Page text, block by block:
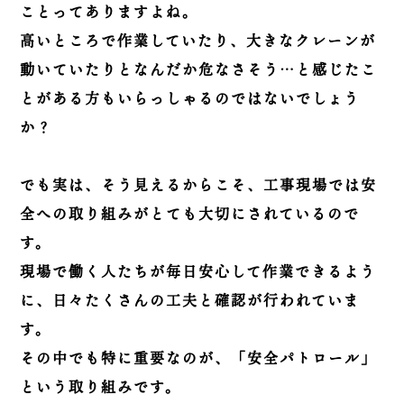
ことってありますよね。
高いところで作業していたり、大きなクレーンが
動いていたりとなんだか危なさそう…と感じたこ
とがある方もいらっしゃるのではないでしょう
か？
でも実は、そう見えるからこそ、工事現場では安
全への取り組みがとても大切にされているので
す。
現場で働く人たちが毎日安心して作業できるよう
に、日々たくさんの工夫と確認が行われていま
す。
その中でも特に重要なのが、「安全パトロール」
という取り組みです。